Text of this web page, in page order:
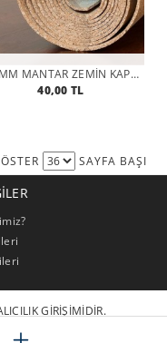
0.2MM MANTAR ZEMIN KAPLAMASI
40,00 TL
SAYFA BAŞI
GİRİŞİMİDİR.